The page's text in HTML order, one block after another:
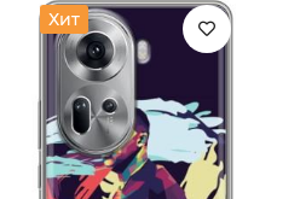
Хит